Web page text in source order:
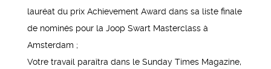
lauréat du prix Achievement Award dans sa liste finale
de nominés pour la Joop Swart Masterclass à
Amsterdam ;
Votre travail paraîtra dans le Sunday Times Magazine,